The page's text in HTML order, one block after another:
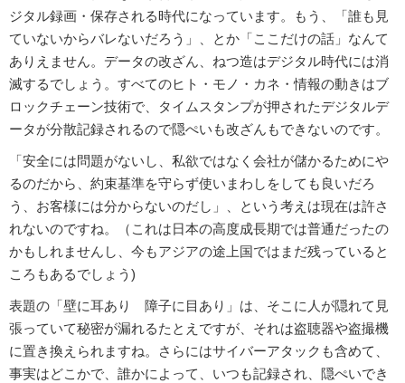
ジタル録画・保存される時代になっています。もう、「誰も見
ていないからバレないだろう」、とか「ここだけの話」なんて
ありえません。データの改ざん、ねつ造はデジタル時代には消
滅するでしょう。すべてのヒト・モノ・カネ・情報の動きはブ
ロックチェーン技術で、タイムスタンプが押されたデジタルデ
ータが分散記録されるので隠ぺいも改ざんもできないのです。
「安全には問題がないし、私欲ではなく会社が儲かるためにや
るのだから、約束基準を守らず使いまわしをしても良いだろ
う、お客様には分からないのだし」、という考えは現在は許さ
れないのですね。（これは日本の高度成長期では普通だったの
かもしれませんし、今もアジアの途上国ではまだ残っていると
ころもあるでしょう)
表題の「壁に耳あり 障子に目あり」は、そこに人が隠れて見
張っていて秘密が漏れるたとえですが、それは盗聴器や盗撮機
に置き換えられますね。さらにはサイバーアタックも含めて、
事実はどこかで、誰かによって、いつも記録され、隠ぺいでき